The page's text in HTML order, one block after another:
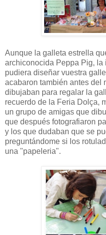
Aunque la galleta estrella
archiconocida Peppa Pig,
pudiera diseñar vuestra
acabaron también antes del
dibujaban para regalar la
recuerdo de la Feria Dolça,
un grupo de amigas que
que después fotografiaron
y los que dudaban que se
preguntándome si los
una "papeleria".